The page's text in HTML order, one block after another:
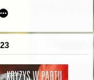
1932-1940 rokìv =